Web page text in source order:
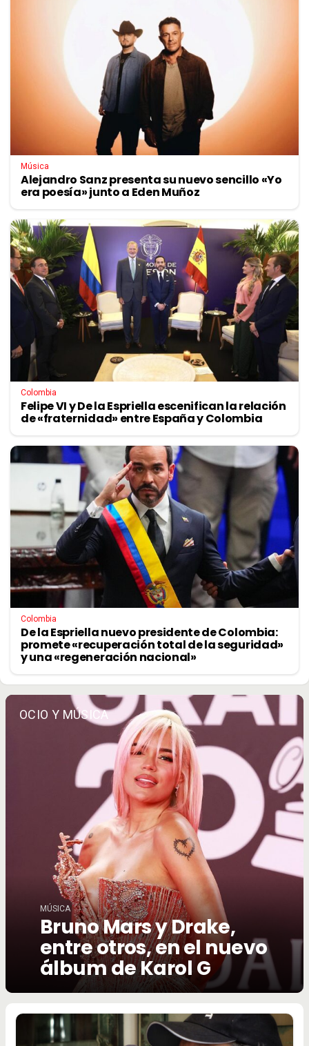
Música
Alejandro Sanz presenta su nuevo sencillo «Yo
era poesía» junto a Eden Muñoz
Colombia
Felipe VI y De la Espriella escenifican la relación
de «fraternidad» entre España y Colombia
Colombia
De la Espriella nuevo presidente de Colombia:
promete «recuperación total de la seguridad»
y una «regeneración nacional»
OCIO Y MÚSICA
MÚSICA
Bruno Mars y Drake,
entre otros, en el nuevo
álbum de Karol G